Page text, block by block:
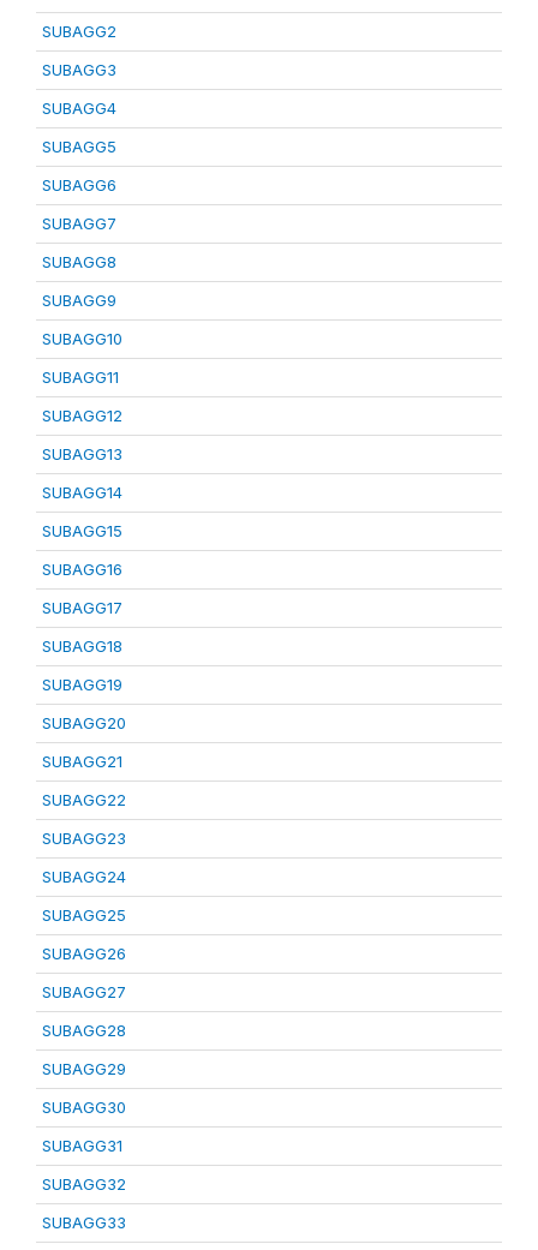
SUBAGG2
SUBAGG3
SUBAGG4
SUBAGG5
SUBAGG6
SUBAGG7
SUBAGG8
SUBAGG9
SUBAGG10
SUBAGG11
SUBAGG12
SUBAGG13
SUBAGG14
SUBAGG15
SUBAGG16
SUBAGG17
SUBAGG18
SUBAGG19
SUBAGG20
SUBAGG21
SUBAGG22
SUBAGG23
SUBAGG24
SUBAGG25
SUBAGG26
SUBAGG27
SUBAGG28
SUBAGG29
SUBAGG30
SUBAGG31
SUBAGG32
SUBAGG33